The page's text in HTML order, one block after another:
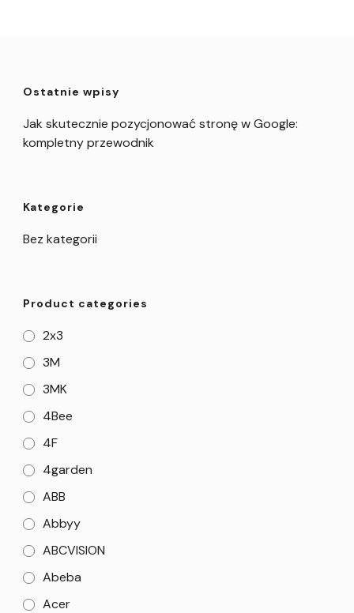
Ostatnie wpisy
Jak skutecznie pozycjonować stronę w Google:
kompletny przewodnik
Kategorie
Bez kategorii
Product categories
2x3
3M
3MK
4Bee
4F
4garden
ABB
Abbyy
ABCVISION
Abeba
Acer